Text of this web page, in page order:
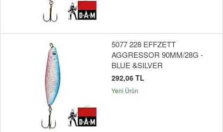
5077 228 EFFZETT
AGGRESSOR 90MM/28G -
BLUE &SILVER
292,06 TL
Yeni Ürün